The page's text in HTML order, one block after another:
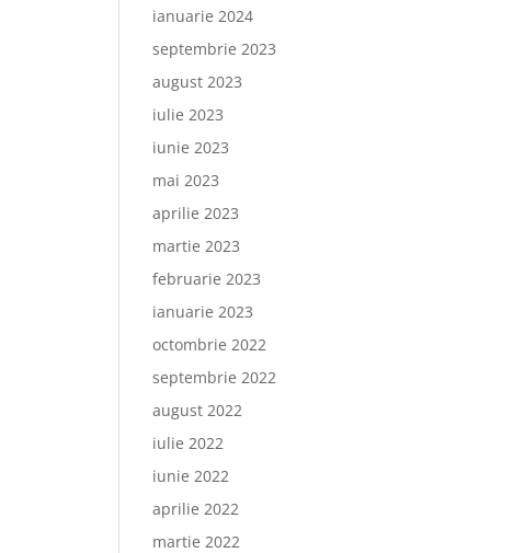
ianuarie 2024
septembrie 2023
august 2023
iulie 2023
iunie 2023
mai 2023
aprilie 2023
martie 2023
februarie 2023
ianuarie 2023
octombrie 2022
septembrie 2022
august 2022
iulie 2022
iunie 2022
aprilie 2022
martie 2022